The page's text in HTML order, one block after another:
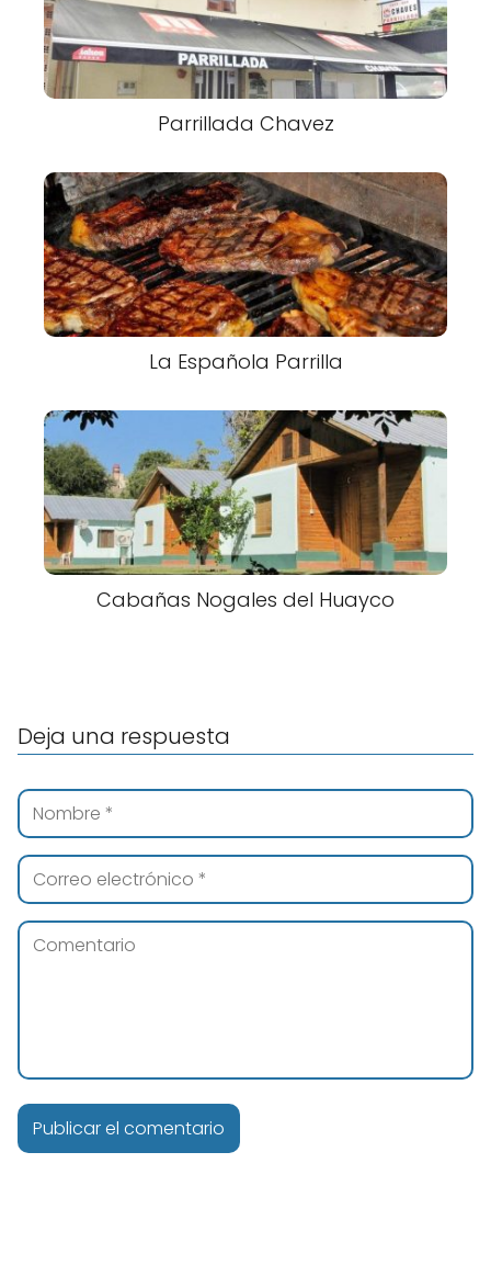
Parrillada Chavez
La Española Parrilla
Cabañas Nogales del Huayco
Deja una respuesta